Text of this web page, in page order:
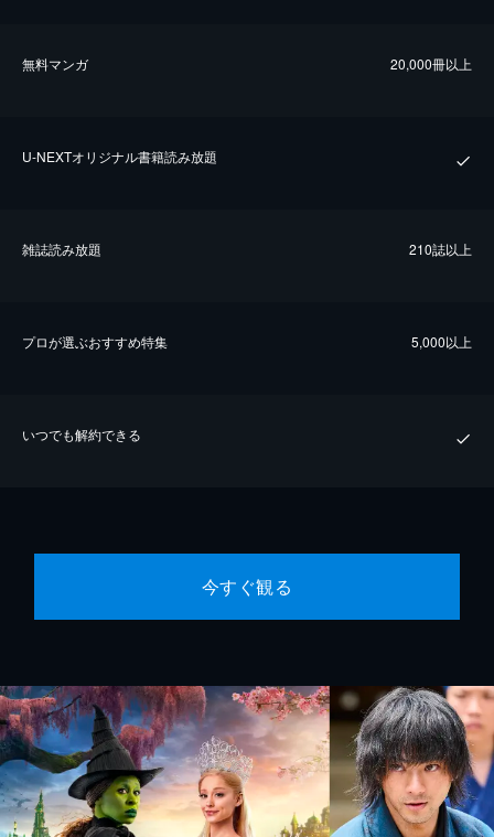
無料マンガ 20,000冊以上
U-NEXTオリジナル書籍読み放題
雑誌読み放題 210誌以上
プロが選ぶおすすめ特集 5,000以上
いつでも解約できる
今すぐ観る